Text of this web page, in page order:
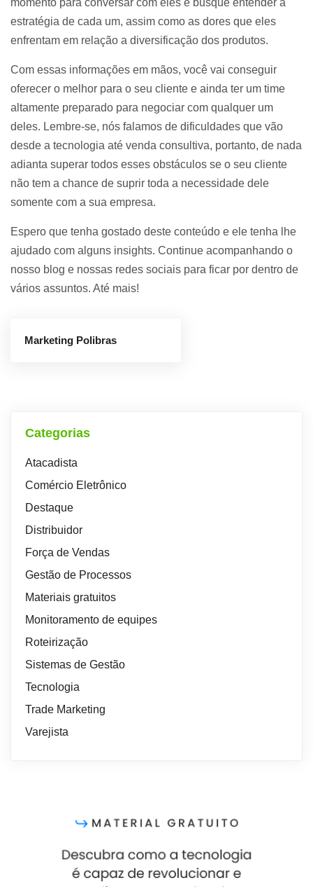
momento para conversar com eles e busque entender a
estratégia de cada um, assim como as dores que eles
enfrentam em relação a diversificação dos produtos.
Com essas informações em mãos, você vai conseguir
oferecer o melhor para o seu cliente e ainda ter um time
altamente preparado para negociar com qualquer um
deles. Lembre-se, nós falamos de dificuldades que vão
desde a tecnologia até venda consultiva, portanto, de nada
adianta superar todos esses obstáculos se o seu cliente
não tem a chance de suprir toda a necessidade dele
somente com a sua empresa.
Espero que tenha gostado deste conteúdo e ele tenha lhe
ajudado com alguns insights. Continue acompanhando o
nosso blog e nossas redes sociais para ficar por dentro de
vários assuntos. Até mais!
Marketing Polibras
Categorias
Atacadista
Comércio Eletrônico
Destaque
Distribuidor
Força de Vendas
Gestão de Processos
Materiais gratuitos
Monitoramento de equipes
Roteirização
Sistemas de Gestão
Tecnologia
Trade Marketing
Varejista